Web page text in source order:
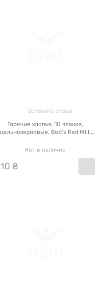
Оставить отзыв
Горячие хлопья, 10 злаков,
цельнозерновые, Bob's Red Mill,
Нет в наличие
₴